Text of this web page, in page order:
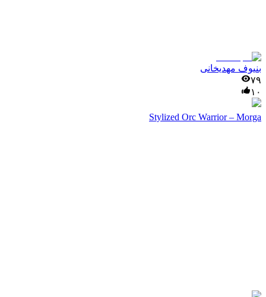
بنیوف مهدیخانی
۷۹
۱۰
Stylized Orc Warrior – Morga